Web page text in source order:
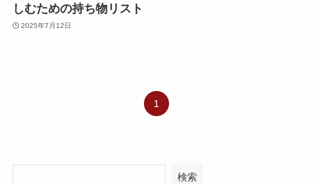
しむための持ち物リスト
2025年7月12日
1
検索